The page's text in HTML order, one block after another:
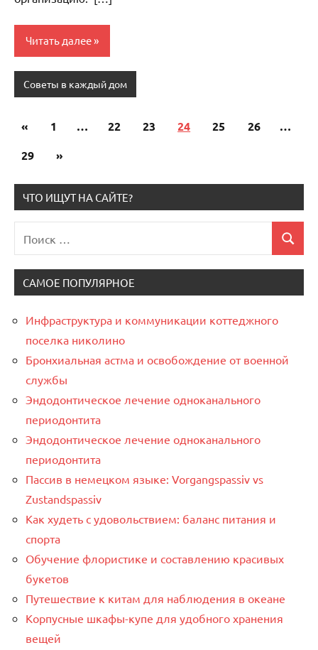
Читать далее
Советы в каждый дом
записей
« Предыдущие
1 … 22 23 24 25 26
…
29
Следующие
»
ЧТО ИЩУТ НА САЙТЕ?
для:
Поиск
САМОЕ ПОПУЛЯРНОЕ
Инфраструктура и коммуникации коттеджного
поселка николино
Бронхиальная астма и освобождение от военной
службы
Эндодонтическое лечение одноканального
периодонтита
Эндодонтическое лечение одноканального
периодонтита
Пассив в немецком языке: Vorgangspassiv vs
Zustandspassiv
Как худеть с удовольствием: баланс питания и
спорта
Обучение флористике и составлению красивых
букетов
Путешествие к китам для наблюдения в океане
Корпусные шкафы-купе для удобного хранения
вещей